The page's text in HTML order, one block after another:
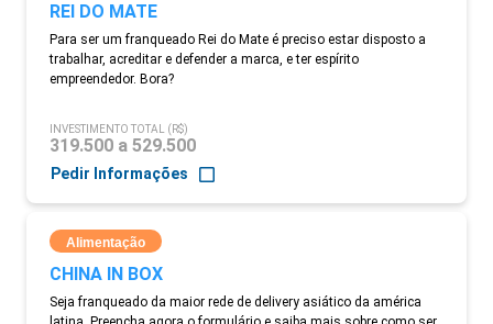
REI DO MATE
Para ser um franqueado Rei do Mate é preciso estar disposto a
trabalhar, acreditar e defender a marca, e ter espírito
empreendedor. Bora?
INVESTIMENTO TOTAL (R$)
319.500 a 529.500
Pedir Informações
Alimentação
CHINA IN BOX
Seja franqueado da maior rede de delivery asiático da américa